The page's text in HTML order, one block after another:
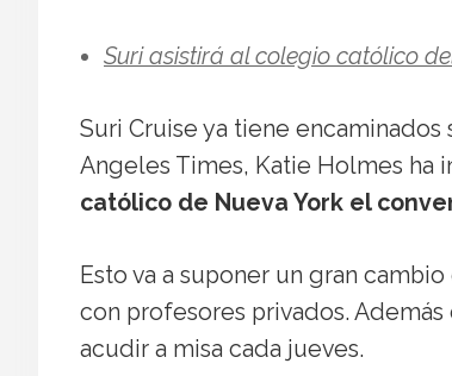
Suri asistirá al colegio católico
Suri Cruise ya tiene
Angeles Times, Katie Holmes ha
católico de Nueva York el
Esto va a suponer un gran
con profesores privados.
acudir a misa cada jueves.